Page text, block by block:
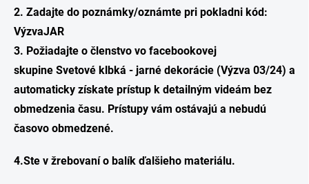
2. Zadajte do poznámky/oznámte pri pokladni kód:
VýzvaJAR
3. Požiadajte o členstvo vo facebookovej
skupine Svetové klbká - jarné dekorácie (Výzva 03/24) a
automaticky získate prístup k detailným videám bez
obmedzenia času. Prístupy vám ostávajú a nebudú
časovo obmedzené.
4.Ste v žrebovaní o balík ďalšieho materiálu.